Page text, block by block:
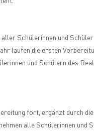
Schülerinnen und
laufen die ersten
und Schülern des
fort, ergänzt durch
alle Schülerinnen und